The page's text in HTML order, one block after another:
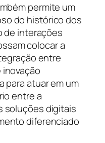
permite um
do histórico dos
de interações
colocar a
entre
para atuar em um
entre a
soluções digitais
diferenciado